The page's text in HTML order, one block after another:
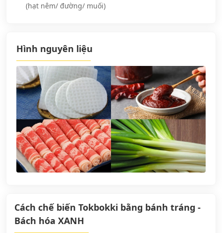
(hạt nêm/ đường/ muối)
Hình nguyên liệu
Cách chế biến Tokbokki bằng bánh tráng -
Bách hóa XANH